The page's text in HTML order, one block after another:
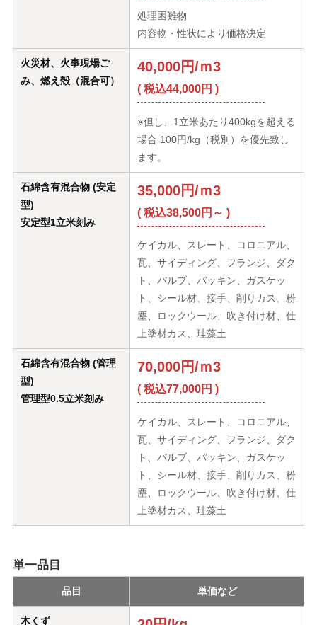
処理困難物
内容物・性状により価格決定
火災材、火事現場ご
み、燃え殻（混合可）
40,000円/ｍ3
( 税込44,000円 )
※但し、1立米あたり400kgを超える
場合 100円/kg（税別）を優先致し
ます。
石綿含有混合物 (安定
型)
安定型1立米刻み
35,000円/ｍ3
( 税込38,500円～ )
ケイカル、スレート、コロニアル、
瓦、サイディング、フランジ、ダク
ト、バルブ、パッキン、ガスケッ
ト、シール材、接手、削りカス、粉
塵、ロックウール、吹き付け材、仕
上塗材カス、珪藻土
石綿含有混合物 (管理
型)
管理型0.5立米刻み
70,000円/ｍ3
( 税込77,000円 )
ケイカル、スレート、コロニアル、
瓦、サイディング、フランジ、ダク
ト、バルブ、パッキン、ガスケッ
ト、シール材、接手、削りカス、粉
塵、ロックウール、吹き付け材、仕
上塗材カス、珪藻土
単一品目
品目 単価など
木くず